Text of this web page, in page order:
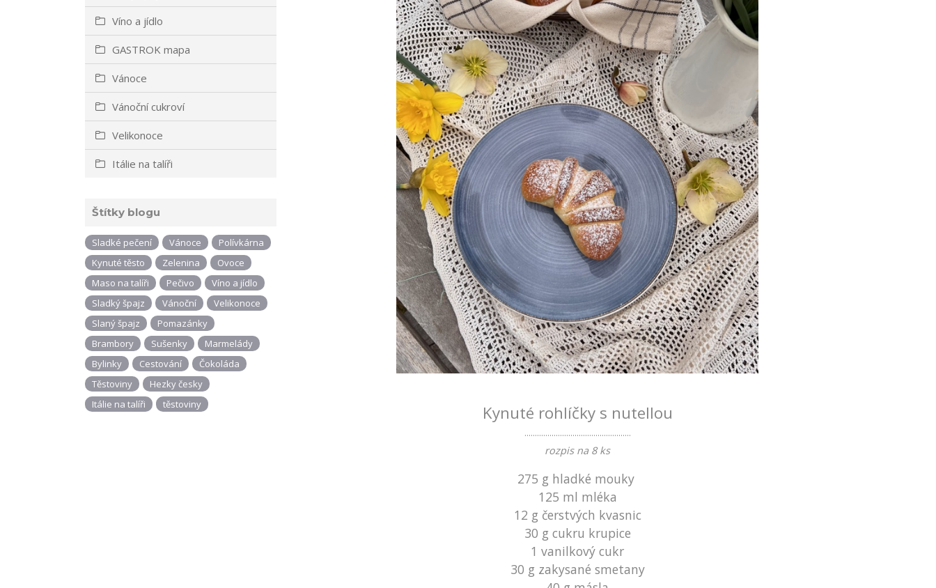
Víno a jídlo
GASTROK mapa
Vánoce
Vánoční cukroví
Velikonoce
Itálie na talíři
Štítky blogu
Sladké pečení Vánoce
Polívkárna
Kynuté těsto
Zelenina
Ovoce
Maso na talíři
Pečivo
Víno a jídlo
Sladký špajz
Vánoční
Velikonoce
Slaný špajz
Pomazánky
Brambory
Sušenky
Marmelády
Bylinky
Cestování
Čokoláda
Těstoviny
Hezky česky
Itálie na talíři
těstoviny Kynuté rohlíčky s nutellou
...................................................
rozpis na 8 ks
275 g hladké mouky
125 ml mléka
12 g čerstvých kvasnic
30 g cukru krupice
1 vanilkový cukr
30 g zakysané smetany